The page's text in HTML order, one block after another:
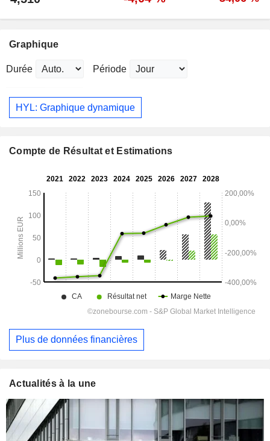
Graphique
Durée Période
HYL: Graphique dynamique
Compte de Résultat et Estimations
Plus de données financières
Actualités à la une